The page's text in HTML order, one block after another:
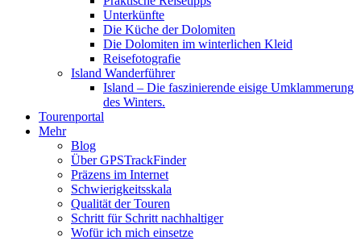
Unterkünfte
Die Küche der Dolomiten
Die Dolomiten im winterlichen Kleid
Reisefotografie
Island Wanderführer
Island – Die faszinierende eisige Umklammerung
des Winters.
Tourenportal
Mehr
Blog
Über GPSTrackFinder
Präzens im Internet
Schwierigkeitsskala
Qualität der Touren
Schritt für Schritt nachhaltiger
Wofür ich mich einsetze